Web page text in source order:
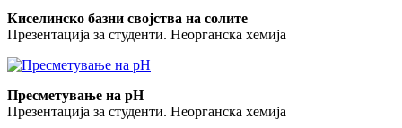
Киселинско базни својства на солите
Презентација за студенти. Неорганска хемија
Пресметување на pH
Презентација за студенти. Неорганска хемија